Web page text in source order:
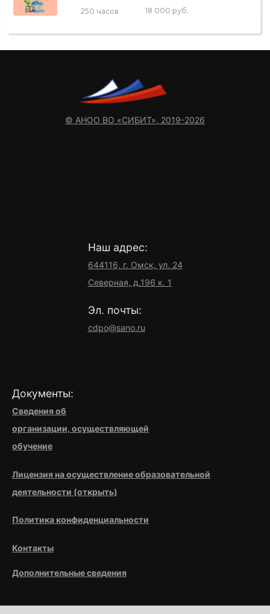
250 часов 18 000 руб.
© АНОО ВО «СИБИТ», 2019-2026
Наш адрес:
644116, г. Омск, ул. 24
Северная, д.196 к. 1
Эл. почты:
cdpo@sano.ru
Документы:
Сведения об
организации, осуществляющей
обучение
Лицензия на осуществление образовательной
деятельности (открыть)
Политика конфиденциальности
Контакты
Дополнительные сведения